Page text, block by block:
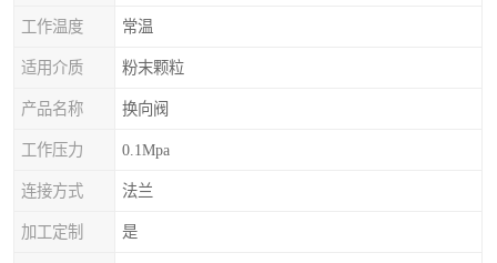
工作温度 常温
适用介质 粉末颗粒
产品名称 换向阀
工作压力 0.1Mpa
连接方式 法兰
加工定制 是